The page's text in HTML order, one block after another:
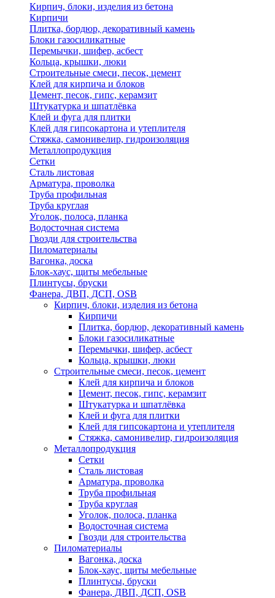
Кирпич, блоки, изделия из бетона
Кирпичи
Плитка, бордюр, декоративный камень
Блоки газосиликатные
Перемычки, шифер, асбест
Кольца, крышки, люки
Строительные смеси, песок, цемент
Клей для кирпича и блоков
Цемент, песок, гипс, керамзит
Штукатурка и шпатлёвка
Клей и фуга для плитки
Клей для гипсокартона и утеплителя
Стяжка, самонивелир, гидроизоляция
Металлопродукция
Сетки
Сталь листовая
Арматура, проволка
Труба профильная
Труба круглая
Уголок, полоса, планка
Водосточная система
Гвозди для строительства
Пиломатериалы
Вагонка, доска
Блок-хаус, щиты мебельные
Плинтусы, бруски
Фанера, ДВП, ДСП, OSB
Кирпич, блоки, изделия из бетона
Кирпичи
Плитка, бордюр, декоративный камень
Блоки газосиликатные
Перемычки, шифер, асбест
Кольца, крышки, люки
Строительные смеси, песок, цемент
Клей для кирпича и блоков
Цемент, песок, гипс, керамзит
Штукатурка и шпатлёвка
Клей и фуга для плитки
Клей для гипсокартона и утеплителя
Стяжка, самонивелир, гидроизоляция
Металлопродукция
Сетки
Сталь листовая
Арматура, проволка
Труба профильная
Труба круглая
Уголок, полоса, планка
Водосточная система
Гвозди для строительства
Пиломатериалы
Вагонка, доска
Блок-хаус, щиты мебельные
Плинтусы, бруски
Фанера, ДВП, ДСП, OSB